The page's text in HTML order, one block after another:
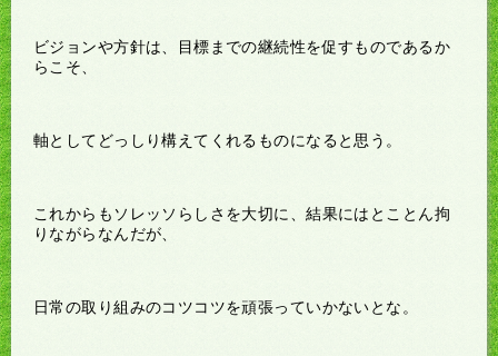
ビジョンや方針は、目標までの継続性を促すものであるか
らこそ、
軸としてどっしり構えてくれるものになると思う。
これからもソレッソらしさを大切に、結果にはとことん拘
りながらなんだが、
日常の取り組みのコツコツを頑張っていかないとな。